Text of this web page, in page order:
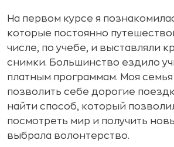
На первом курсе я
которые постоянно
числе, по учебе, и выставляли
снимки. Большинство ездило
платным программам. Моя семья
позволить себе дорогие
найти способ, который
посмотреть мир и получить
выбрала волонтерство.